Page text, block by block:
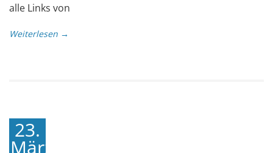
alle Links von
Weiterlesen →
23.
März